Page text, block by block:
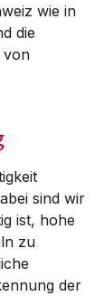
wie in
die
von
sind wir
ist, hohe
zu
der